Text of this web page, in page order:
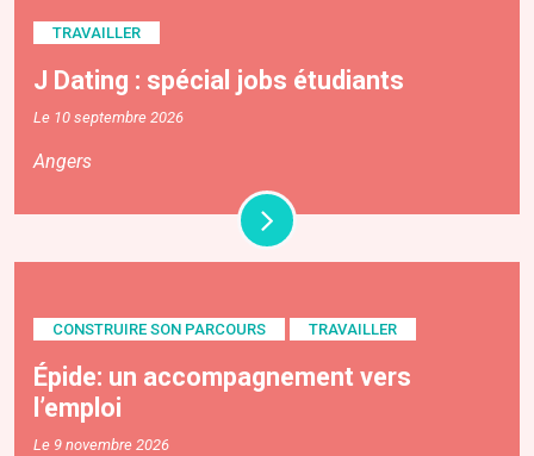
TRAVAILLER
J Dating : spécial jobs étudiants
Le 10 septembre 2026
Angers
CONSTRUIRE SON PARCOURS TRAVAILLER
Épide: un accompagnement vers
l’emploi
Le 9 novembre 2026